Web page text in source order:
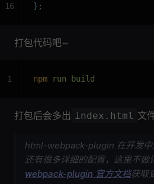
};
16
打包代码吧~
npm run build
1
打包后会多出 index.html 文
html-webpack-plugin 在开发中
还有很多详细的配置，这里不做
webpack-plugin 官方文档获取